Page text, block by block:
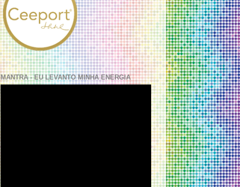
MANTRA - EU LEVANTO MINHA ENERGIA